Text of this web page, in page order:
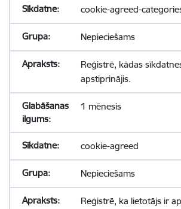
cookie-agreed-
Nepieciešams
Reģistrē, kādas
apstiprinājis.
1 mēnesis
cookie-agreed
Nepieciešams
Reģistrē, ka lietotājs ir